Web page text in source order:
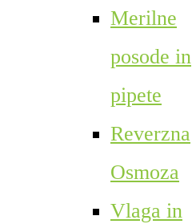
Merilne
posode in
pipete
Reverzna
Osmoza
Vlaga in